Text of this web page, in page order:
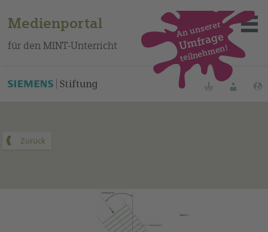
Medienportal
für den MINT-Unterricht
Über das Portal
Merklisten
An unserer
Umfrage
teilnehmen!
Dieses Medium finden Sie auf unserem spanischen